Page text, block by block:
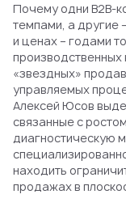
Почему одни B2B-
темпами, а другие
и ценах – годами
производственных
«звездных»
управляемых
Алексей Юсов
связанные с
диагностическую
находить
продажах в